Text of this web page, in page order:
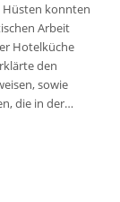
Hüsten konnten
Arbeit
Hotelküche
den
sowie
die in der…